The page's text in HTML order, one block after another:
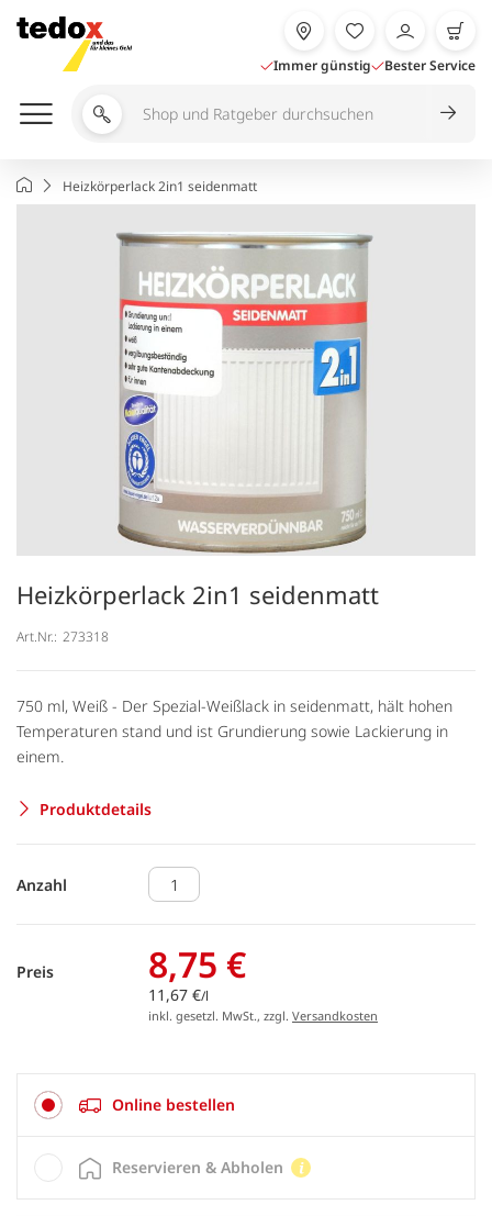
Inhalt
springen
Immer günstig Bester Service
Shop
durchsuchen
StartseiteHeizkörperlack 2in1 seidenmatt
Heizkörperlack 2in1 seidenmatt
Art.Nr.: 273318
750 ml, Weiß - Der Spezial-Weißlack in seidenmatt, hält hohen
Temperaturen stand und ist Grundierung sowie Lackierung in
einem.
Produktdetails
Anzahl
Preis 8,75 €
11,67 €/l
inkl. gesetzl. MwSt., zzgl. Versandkosten
Online bestellen
Reservieren & Abholen